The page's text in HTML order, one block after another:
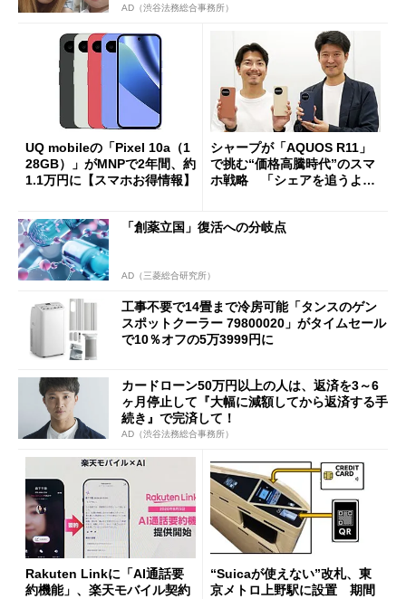
AD（渋谷法務総合事務所）
UQ mobileの「Pixel 10a（1
28GB）」がMNPで2年間、約
1.1万円に【スマホお得情報】
シャープが「AQUOS R11」
で挑む“価格高騰時代”のスマ
ホ戦略 「シェアを追うより
「創薬立国」復活への分岐点
AD（三菱総合研究所）
工事不要で14畳まで冷房可能「タンスのゲン
スポットクーラー 79800020」がタイムセール
で10％オフの5万3999円に
カードローン50万円以上の人は、返済を3～6
ヶ月停止して『大幅に減額してから返済する手
続き』で完済して！
AD（渋谷法務総合事務所）
Rakuten Linkに「AI通話要
約機能」、楽天モバイル契約
“Suicaが使えない”改札、東
京メトロ上野駅に設置 期間